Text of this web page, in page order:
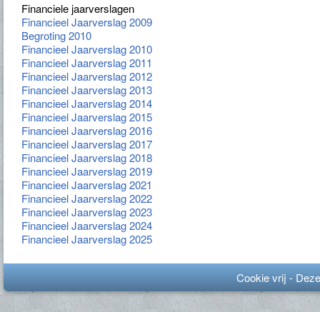
Financiele jaarverslagen
Financieel Jaarverslag 2009
Begroting 2010
Financieel Jaarverslag 2010
Financieel Jaarverslag 2011
Financieel Jaarverslag 2012
Financieel Jaarverslag 2013
Financieel Jaarverslag 2014
Financieel Jaarverslag 2015
Financieel Jaarverslag 2016
Financieel Jaarverslag 2017
Financieel Jaarverslag 2018
Financieel Jaarverslag 2019
Financieel Jaarverslag 2021
Financieel Jaarverslag 2022
Financieel Jaarverslag 2023
Financieel Jaarverslag 2024
Financieel Jaarverslag 2025
Cookie vrij -